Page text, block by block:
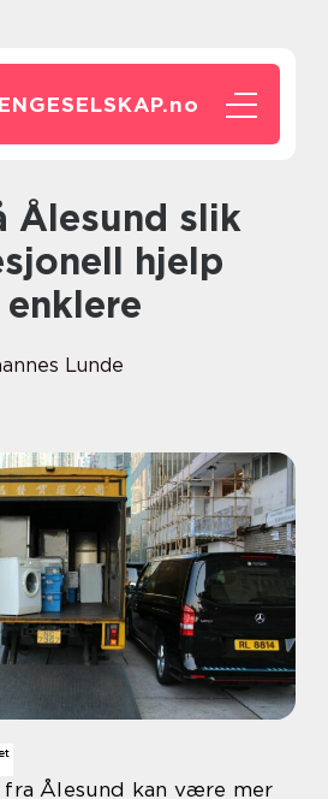
no
hjelp
Lunde
Ålesund kan være mer